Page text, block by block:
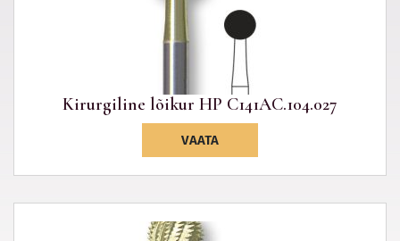
Kirurgiline lõikur HP C141AC.104.027
VAATA